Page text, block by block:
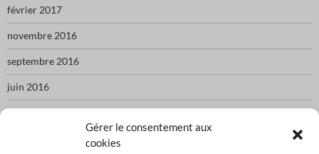
Gérer le consentement aux
cookies
février 2017
novembre 2016
septembre 2016
juin 2016